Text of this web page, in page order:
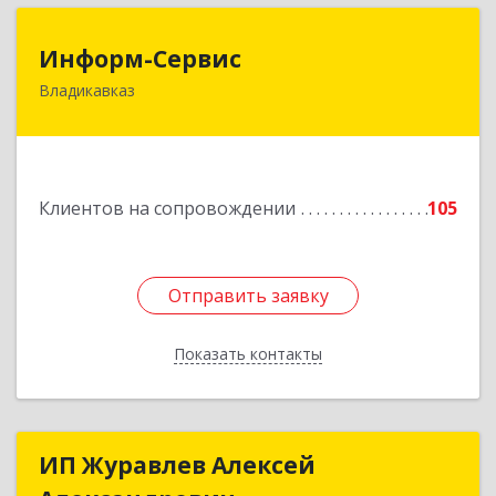
Информ-Сервис
Владикавказ
Клиентов на сопровождении 105
Отправить заявку
Показать контакты
362020, Северная Осетия - Алания Респ,
Отправить заявку
Назад
ИП Журавлев АлексейИП Журавлев Алексей